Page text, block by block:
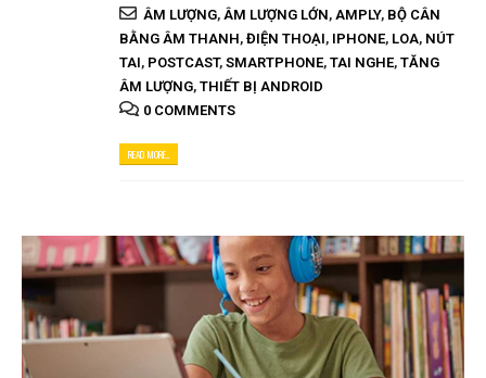
ÂM LƯỢNG, ÂM LƯỢNG LỚN, AMPLY, BỘ CÂN
BẰNG ÂM THANH, ĐIỆN THOẠI, IPHONE, LOA, NÚT
TAI, POSTCAST, SMARTPHONE, TAI NGHE, TĂNG
ÂM LƯỢNG, THIẾT BỊ ANDROID
0 COMMENTS
READ MORE...